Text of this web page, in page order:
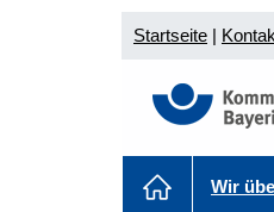
Startseite |
Wir